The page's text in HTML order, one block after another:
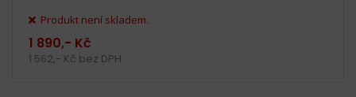
Produkt není skladem.
1 890,- Kč
1 562,- Kč bez DPH